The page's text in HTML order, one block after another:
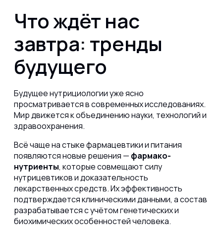
Что ждёт нас
завтра: тренды
будущего
Будущее нутрициологии уже ясно
просматривается в современных исследованиях.
Мир движется к объединению науки, технологий и
здравоохранения.
Всё чаще на стыке фармацевтики и питания
появляются новые решения — фармако-
нутриенты, которые совмещают силу
нутрицевтиков и доказательность
лекарственных средств. Их эффективность
подтверждается клиническими данными, а состав
разрабатывается с учётом генетических и
биохимических особенностей человека.